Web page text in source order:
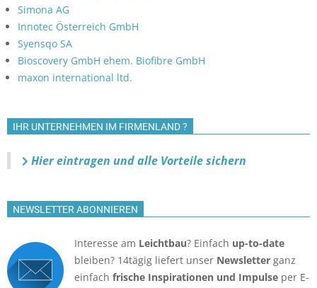
Simona AG
Innotec Österreich GmbH
Syensqo SA
Bioscovery GmbH ehem. Biofibre GmbH
maxon international ltd.
IHR UNTERNEHMEN IM FIRMENLAND ?
Hier eintragen und alle Vorteile sichern
NEWSLETTER ABONNIEREN
Interesse am Leichtbau? Einfach up-to-date
bleiben? 14tägig liefert unser Newsletter ganz
einfach frische Inspirationen und Impulse per E-